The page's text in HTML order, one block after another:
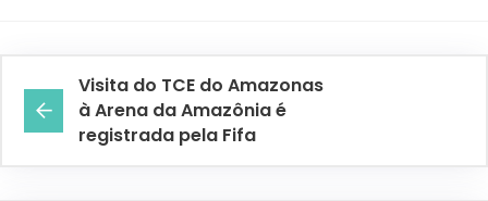
Visita do TCE do Amazonas
à Arena da Amazônia é
registrada pela Fifa